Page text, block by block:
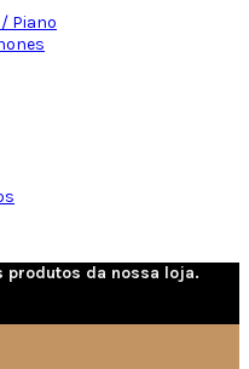
Piano
produtos da nossa loja.